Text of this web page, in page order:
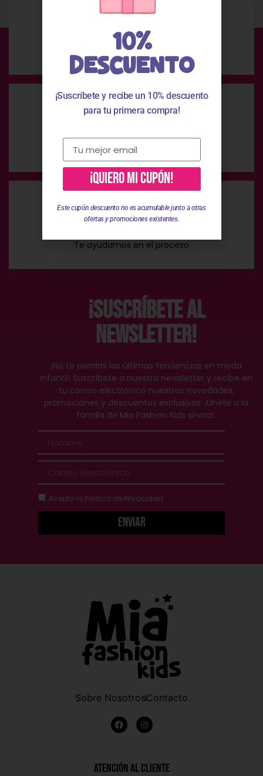
Envío Gratis
En compras superiores a 49 €
Pago 100% seguro
Te ayudamos en el proceso
¡Suscríbete al
Newsletter!
¡No te pierdas las últimas tendencias en moda
infantil! Suscríbete a nuestra newsletter y recibe en
tu correo electrónico nuestras novedades,
promociones y descuentos exclusivos. ¡Únete a la
familia de Mia Fashion Kids ahora!.
Acepto la Política de Privacidad
Enviar
Sobre NosotrosContacto
Atención al Cliente
10%
DESCUENTO
¡Suscríbete y recibe un 10% descuento
para tu primera compra!
¡QUIERO MI CUPÓN!
Este cupón descuento no es acumulable junto a otras
ofertas y promociones existentes.